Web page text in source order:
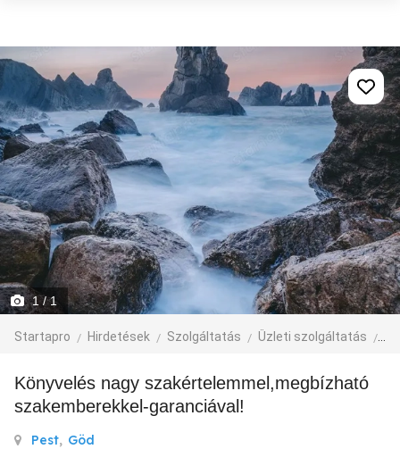
1 / 1
Startapro Hirdetések Szolgáltatás Üzleti szolgáltatás
Könyvelés nagy szakértelemmel,megbízható
szakemberekkel-garanciával!
Pest, Göd